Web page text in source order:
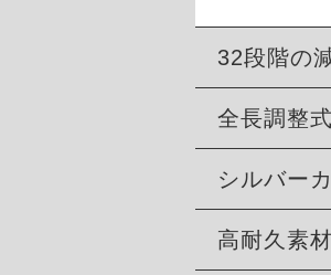
32段階の
全長調整
シルバー
高耐久素